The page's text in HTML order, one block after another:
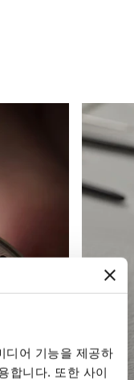
디어 기능을 제공하
합니다. 또한 사이